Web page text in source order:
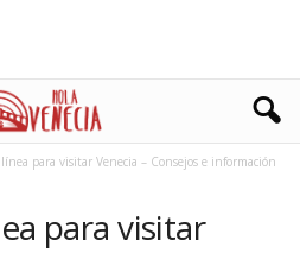
para visitar Venecia – Consejos e información
para visitar